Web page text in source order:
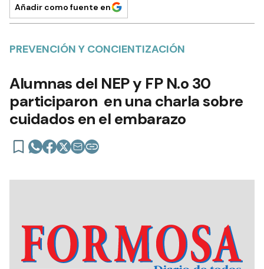
Añadir como fuente en
PREVENCIÓN Y CONCIENTIZACIÓN
Alumnas del NEP y FP N.o 30
participaron en una charla sobre
cuidados en el embarazo